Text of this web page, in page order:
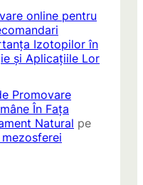
online pentru
Izotopilor în
și Aplicațiile Lor
Promovare
În Fața
Natural pe